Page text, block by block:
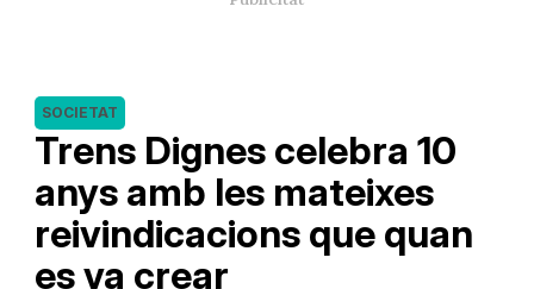
Trens Dignes celebra 10
anys amb les mateixes
reivindicacions que quan
es va crear
SOCIETAT